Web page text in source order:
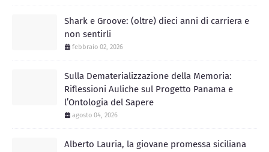
Shark e Groove: (oltre) dieci anni di carriera e
non sentirli
febbraio 02, 2026
Sulla Dematerializzazione della Memoria:
Riflessioni Auliche sul Progetto Panama e
l’Ontologia del Sapere
agosto 04, 2026
Alberto Lauria, la giovane promessa siciliana